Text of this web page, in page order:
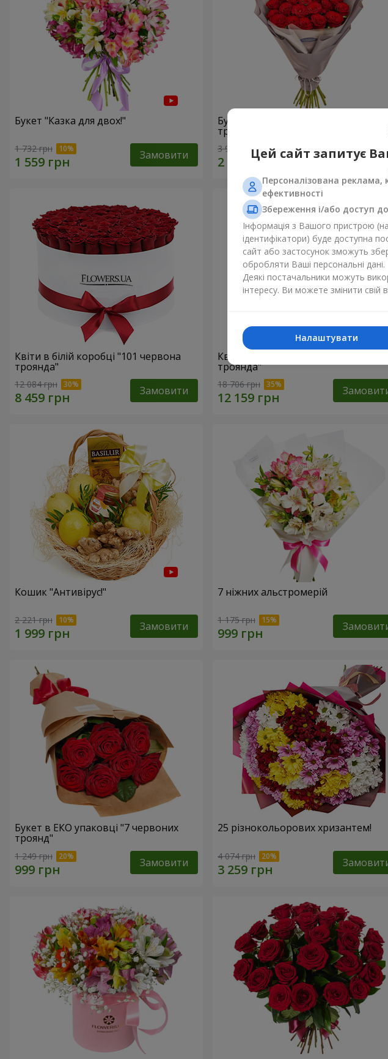
Букет "Казка для двох!"
1 732 грн Замовити
Букет з упаковкою "25 червоних
троянд"
3 937 грн
Квіти в білій коробці "101 червона
троянда"
12 084 грн Замовити
Квіти в білій коробці "151 червона
троянда"
18 706 грн
Кошик "Антивірус!"
2 221 грн Замовити
7 ніжних альстромерій
1 175 грн
Букет в ЕКО упаковці "7 червоних
троянд"
1 249 грн Замовити
25 різнокольорових хризантем!
4 074 грн
Цей сайт запитує
Персоналізована реклама,
ефективності
Збереження і/або доступ
Інформація з Вашого пристрою
ідентифікатори) буде доступна
сайт або застосунок зможуть
обробляти Ваші персональні дані.
Деякі постачальники можуть
інтересу. Ви можете змінити свій
Налаштувати